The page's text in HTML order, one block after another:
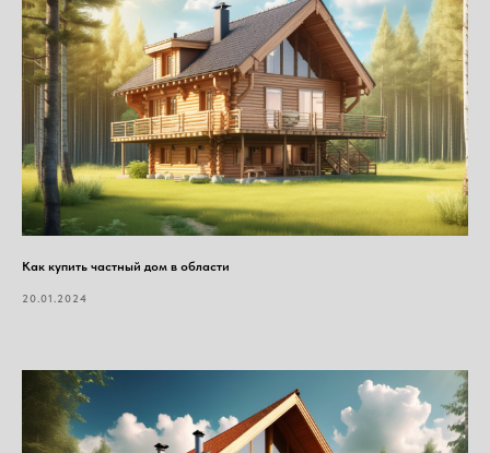
Как купить частный дом в области
20.01.2024